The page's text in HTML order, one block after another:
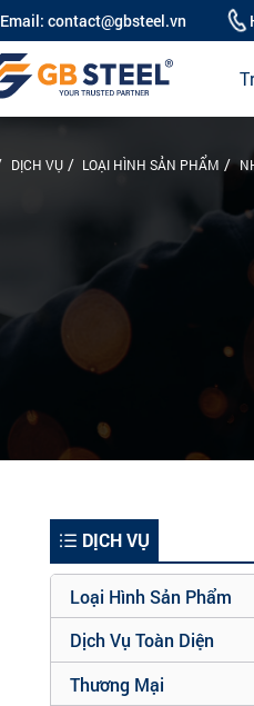
Email: contact@gbsteel.vn
DỊCH VỤ LOẠI HÌNH SẢN PHẨM
DỊCH VỤ
Loại Hình Sản Phẩm
Dịch Vụ Toàn Diện
Thương Mại